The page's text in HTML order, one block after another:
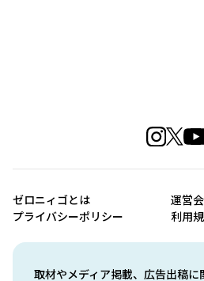
取材やメディア掲載、広告出稿
ゼロニィゴとは
運営
プライバシーポリシー
利用